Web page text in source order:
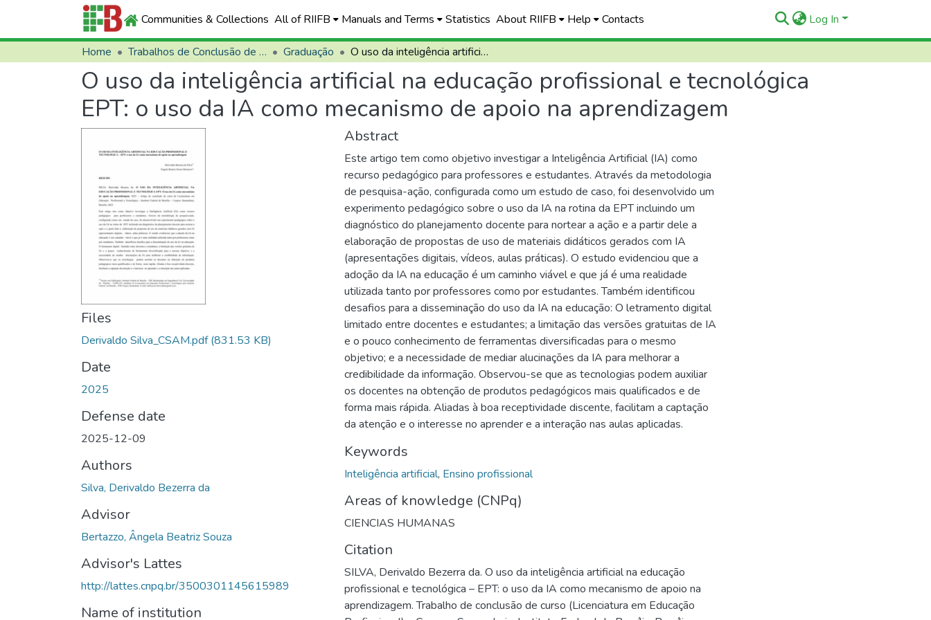
Communities & Collections All of RIIFB Manuals and Terms Statistics About RIIFB Help Contacts Log In
Home Trabalhos de Conclusão de Curso (TCCs) Graduação O uso da inteligência artificial na educação profissional e tecnológica EPT: o uso da IA como mecanismo de apoio na aprendizagem
O uso da inteligência artificial na educação profissional e tecnológica
EPT: o uso da IA como mecanismo de apoio na aprendizagem
Files
Derivaldo Silva_CSAM.pdf(831.53 KB)
Date
2025
Defense date
2025-12-09
Authors
Silva, Derivaldo Bezerra da
Advisor
Bertazzo, Ângela Beatriz Souza
Advisor's Lattes
http://lattes.cnpq.br/3500301145615989
Name of institution
Abstract
Este artigo tem como objetivo investigar a Inteligência Artificial (IA) como
recurso pedagógico para professores e estudantes. Através da metodologia
de pesquisa-ação, configurada como um estudo de caso, foi desenvolvido um
experimento pedagógico sobre o uso da IA na rotina da EPT incluindo um
diagnóstico do planejamento docente para nortear a ação e a partir dele a
elaboração de propostas de uso de materiais didáticos gerados com IA
(apresentações digitais, vídeos, aulas práticas). O estudo evidenciou que a
adoção da IA na educação é um caminho viável e que já é uma realidade
utilizada tanto por professores como por estudantes. Também identificou
desafios para a disseminação do uso da IA na educação: O letramento digital
limitado entre docentes e estudantes; a limitação das versões gratuitas de IA
e o pouco conhecimento de ferramentas diversificadas para o mesmo
objetivo; e a necessidade de mediar alucinações da IA para melhorar a
credibilidade da informação. Observou-se que as tecnologias podem auxiliar
os docentes na obtenção de produtos pedagógicos mais qualificados e de
forma mais rápida. Aliadas à boa receptividade discente, facilitam a captação
da atenção e o interesse no aprender e a interação nas aulas aplicadas.
Keywords
Inteligência artificial, Ensino profissional
Areas of knowledge (CNPq)
CIENCIAS HUMANAS
Citation
SILVA, Derivaldo Bezerra da. O uso da inteligência artificial na educação
profissional e tecnológica – EPT: o uso da IA como mecanismo de apoio na
aprendizagem. Trabalho de conclusão de curso (Licenciatura em Educação